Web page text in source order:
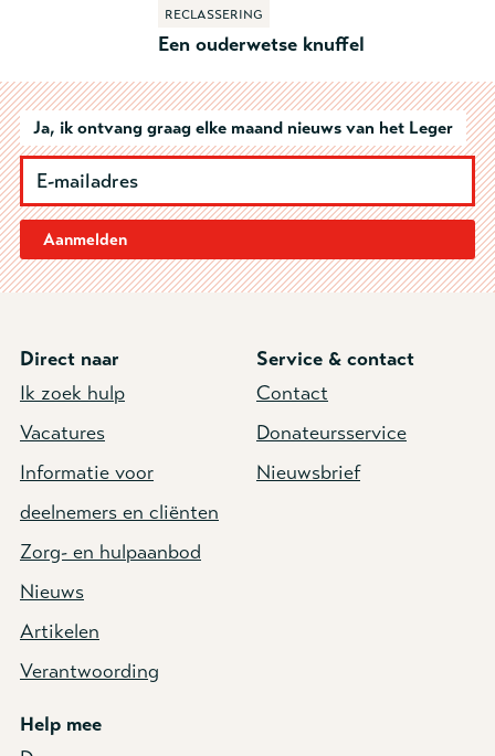
Een ouderwetse knuffel
Reclassering
Ja, ik ontvang graag elke maand nieuws van het Leger
Aanmelden
Direct naar
Ik zoek hulp
Vacatures
Informatie voor
deelnemers en cliënten
Zorg- en hulpaanbod
Nieuws
Artikelen
Verantwoording
Service & contact
Contact
Donateursservice
Nieuwsbrief
Help mee